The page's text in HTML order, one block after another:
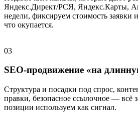
Яндекс.Директ/РСЯ, Яндекс.Карты,
недели, фиксируем стоимость заявки
что окупается.
03
SEO-продвижение «на
Структура и посадки под спрос,
правки, безопасное ссылочное — всё
позиции используем как сигнал.